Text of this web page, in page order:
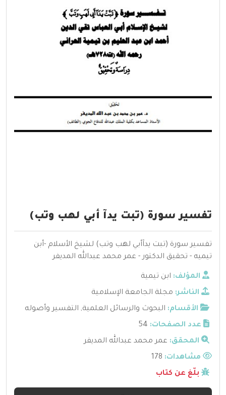
تفسير سورة (تبت يدآ أبي لهب وتب)
تفسير سورة (تبت يدآأبي لهب وتب) لشيخ الأسلام -أبن
تيميه - تحقيق الدكتور - عمر محمد عبدالله المديفر
المؤلف: ابن تيمية
الناشر: مجلة الجامعة الإسلامية
الأقسام: البحوث والرسائل العلمية, التفسير وأصوله
عدد الصفحات: 54
المحقق: عمر محمد عبدالله المديفر
مشاهدات:
بلّغ عن كتاب